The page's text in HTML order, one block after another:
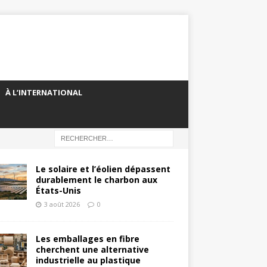
À L’INTERNATIONAL
Le solaire et l’éolien dépassent
durablement le charbon aux
États-Unis
3 août 2026 0
Les emballages en fibre
cherchent une alternative
industrielle au plastique